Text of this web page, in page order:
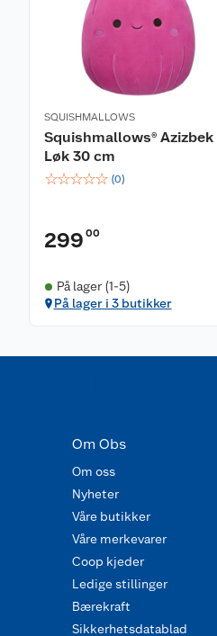
SQUISHMALLOWS
Squishmallows® Azizbek
Løk 30 cm
☆☆☆☆☆ (0)
299 00
På lager (1-5)
På lager i 3 butikker
Om Obs
Om oss
Nyheter
Våre butikker
Våre merkevarer
Coop kjeder
Ledige stillinger
Bærekraft
Sikkerhetsdatablad